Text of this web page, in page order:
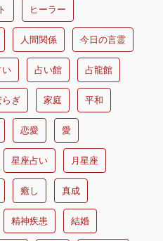
ヒーラー
人間関係 今日の言霊
い 占い館 占龍館
らぎ 家庭 平和
恋愛 愛
星座占い 月星座
癒し 真成
精神疾患 結婚